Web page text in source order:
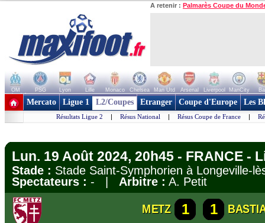
A retenir : Palmarès Coupe du
OM PSG Lyon Lille Monaco Chelsea Man Utd Arsenal Liverpool ManCity
+ de clubs
Mercato Ligue 1 L2/Coupes Etranger Coupe d'Europe Les
Résultats Ligue 2 | Résus National | Résus Coupe de France |
Lun. 19 Août 2024, 20h45 - FRANCE -
Stade : Stade Saint-Symphorien à
Spectateurs : - | Arbitre : A. Petit
METZ 1 1